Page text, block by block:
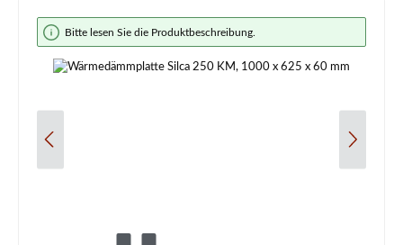
Bildergalerie überspringen
Bitte lesen Sie die Produktbeschreibung.